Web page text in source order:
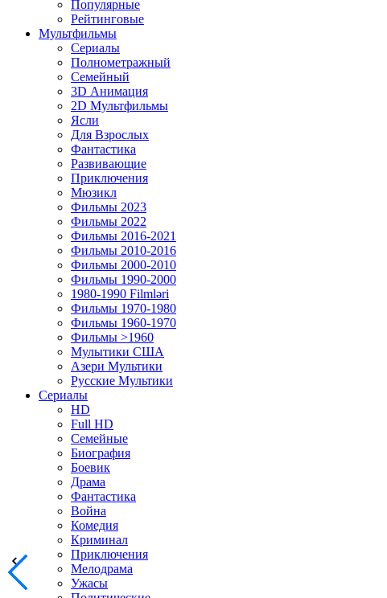
Популярные
Рейтинговые
Мультфильмы
Сериалы
Полнометражный
Семейный
3D Анимация
2D Мультфильмы
Ясли
Для Взрослых
Фантастика
Развивающие
Приключения
Мюзикл
Фильмы 2023
Фильмы 2022
Фильмы 2016-2021
Фильмы 2010-2016
Фильмы 2000-2010
Фильмы 1990-2000
1980-1990 Filmləri
Фильмы 1970-1980
Фильмы 1960-1970
Фильмы >1960
Мулытики США
Азери Мультики
Русские Мультики
Сериалы
HD
Full HD
Семейные
Биография
Боевик
Драма
Фантастика
Война
Комедия
Криминал
Приключения
Мелодрама
Ужасы